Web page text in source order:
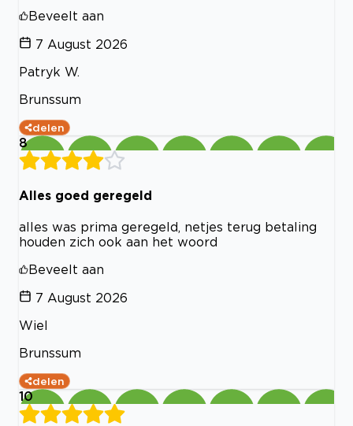
Beveelt aan
7 August 2026
Patryk W.
Brunssum
delen
8
Alles goed geregeld
alles was prima geregeld, netjes terug betaling
houden zich ook aan het woord
Beveelt aan
7 August 2026
Wiel
Brunssum
delen
10